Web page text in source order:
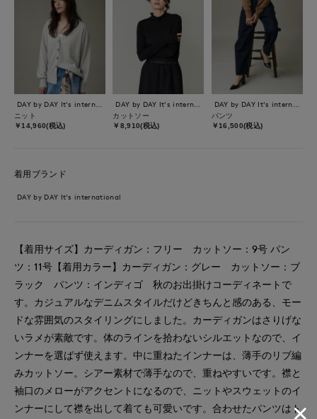
ニット
￥14,960(税込)
カットソー
￥8,910(税込)
パンツ
￥16,500(税込)
着用ブランド
DAY by DAY It's international
【着用サイズ】カーディガン：フリー カットソー：9号 パン
ツ：11号【着用カラー】カーディガン：グレー カットソー：ブ
ラック パンツ：インディゴ 秋のお出掛けコーディネートで
す。カジュアルなデニムスタイルだけどきちんと感のある、モー
ドな雰囲気のスタイリングにしました。カーディガンはさりげな
いラメが素敵です。体のラインを拾わないシルエットなので、イ
ンナーを選ばず使えます。中に重ねたインナーは、薄手のリブ編
みカットソー。シアー素材で薄手なので、重ねやすいです。襟と
袖口のメローがアクセントになるので、ニットやスウェットのイ
ンナーにして襟を出して着ても可愛いです。合わせたパンツはト